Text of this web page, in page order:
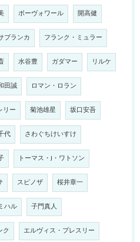
ボーヴォワール 開高健
ブランカ フランク・ミュラー
水谷豊 ガダマー リルケ
田誠 ロマン・ロラン
リー 菊池雄星 坂口安吾
代 さわぐちけいすけ
トーマス・J・ワトソン
スピノザ 桜井章一
ハル 子門真人
ク エルヴィス・プレスリー